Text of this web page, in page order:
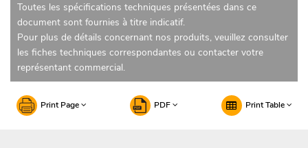
Toutes les spécifications techniques présentées dans ce
document sont fournies à titre indicatif.
Pour plus de détails concernant nos produits, veuillez consulter
les fiches techniques correspondantes ou contacter votre
représentant commercial.
Print Page PDF Print Table